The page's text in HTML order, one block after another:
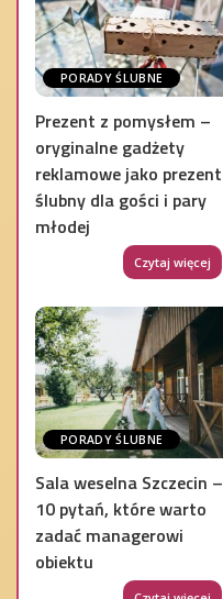
PORADY ŚLUBNE
Prezent z pomysłem –
oryginalne gadżety
reklamowe jako prezent
ślubny dla gości i pary
młodej
Czytaj więcej
PORADY ŚLUBNE
Sala weselna Szczecin –
10 pytań, które warto
zadać managerowi
obiektu